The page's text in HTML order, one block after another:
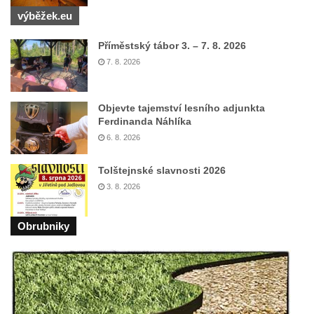
Centrální kříž bývalého hřbitova v Horním
Chlumu
Kříž jižně od Prysku
Boží muka svatého Floriána v Mezné
Neugebauerův kříž východně od Sloupu v
Čechách
Kříž u kostela Zvěstování Panny Marie v
Duchcově
Údajný kříž před kostelem svatých Petra a
Pavla v Jeníkově
Kříž na návsi v Jeníkově
Kříž na křižovatce v Teplické ulici v Lahošti
Kříž U Pěti lip na pastvině severovýchodně
od Mikulášovic
Kříž na rozcestí u domu čp. 123 v
výběžek.eu
Příměstský tábor 3. – 7. 8. 2026
7. 8. 2026
Objevte tajemství lesního adjunkta
Ferdinanda Náhlíka
6. 8. 2026
Tolštejnské slavnosti 2026
3. 8. 2026
Obrubniky